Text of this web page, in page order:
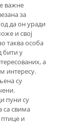
важне
за
да он уради
и свој
таква особа
бити у
а
интересу.
су
пуни су
са свима
и